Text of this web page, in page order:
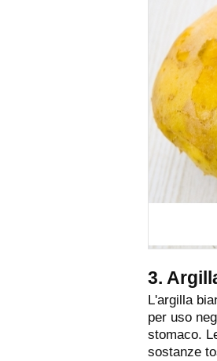
3.
L'argilla
per uso
stomaco.
sostanze